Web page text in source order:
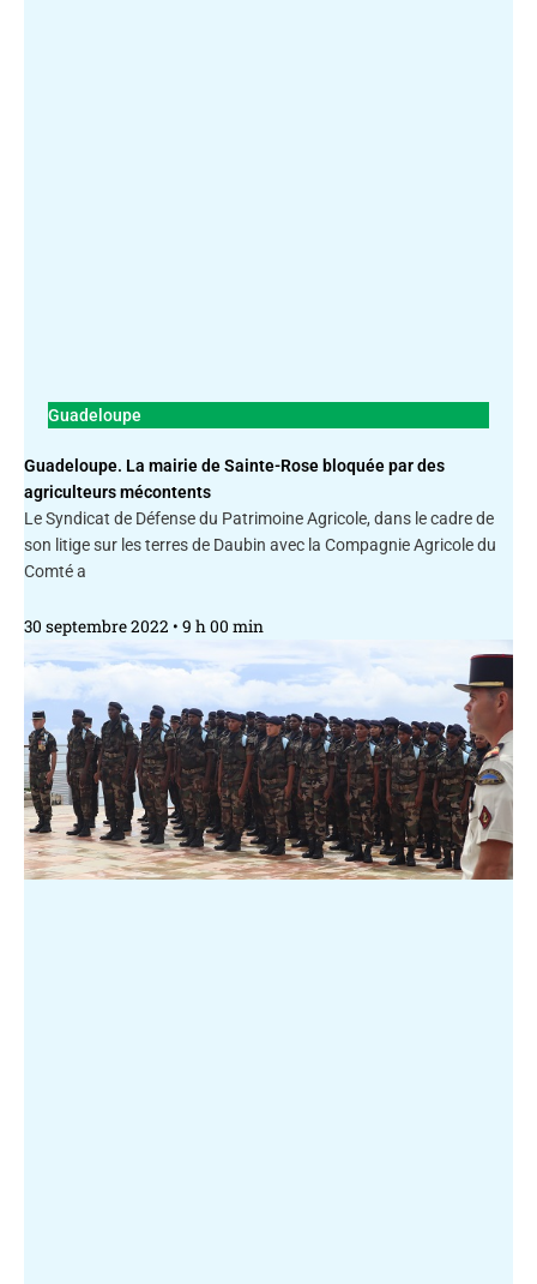
Guadeloupe
Guadeloupe. La mairie de Sainte-Rose bloquée par des
agriculteurs mécontents
Le Syndicat de Défense du Patrimoine Agricole, dans le cadre de
son litige sur les terres de Daubin avec la Compagnie Agricole du
Comté a
30 septembre 2022 9 h 00 min